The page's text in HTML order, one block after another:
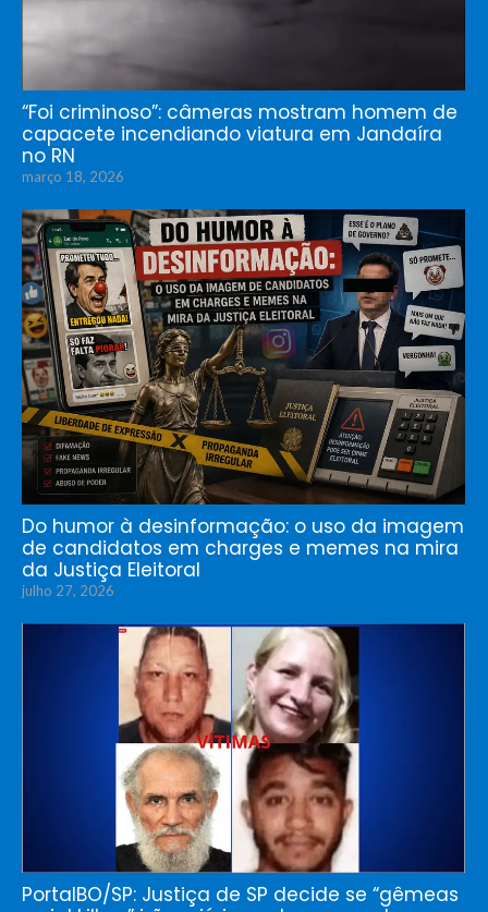
“Foi criminoso”: câmeras mostram homem de
capacete incendiando viatura em Jandaíra
no RN
março 18, 2026
Do humor à desinformação: o uso da imagem
de candidatos em charges e memes na mira
da Justiça Eleitoral
julho 27, 2026
PortalBO/SP: Justiça de SP decide se “gêmeas